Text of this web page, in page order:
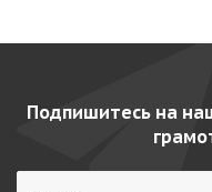
Подпишитесь на